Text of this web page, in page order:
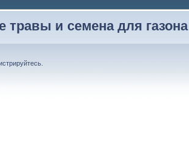
травы и семена для газона